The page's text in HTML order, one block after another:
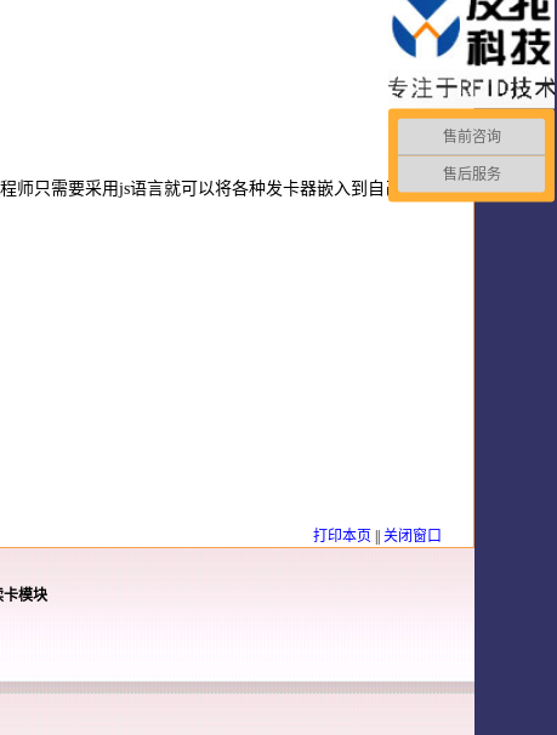
师只需要采用js语言就可以将各种发卡器嵌入到自己的网
打印本页
关闭窗口
模块
售前咨询
售后服务